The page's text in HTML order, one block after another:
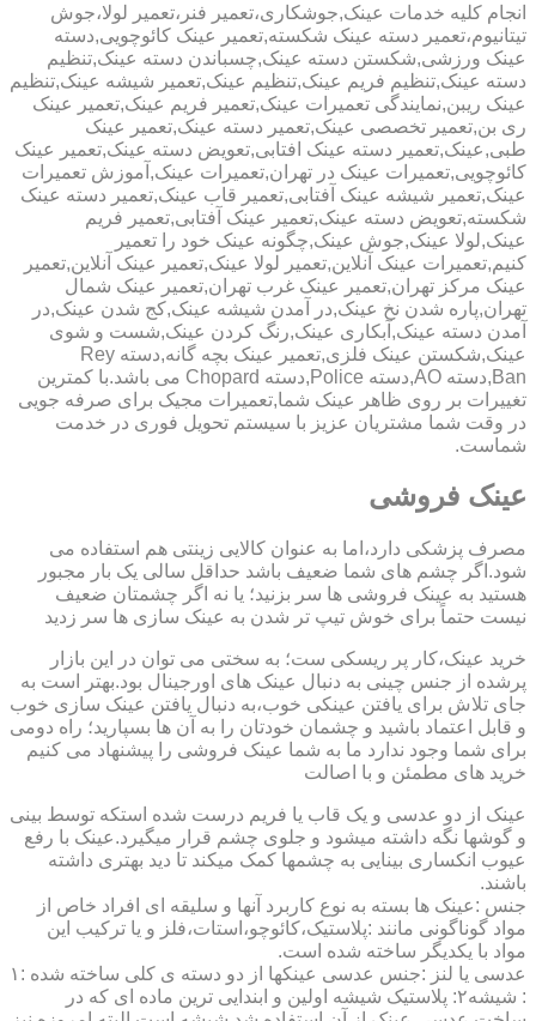
انجام کلیه خدمات عینک,جوشکاری،تعمیر فنر،تعمیر لولا،جوش
تیتانیوم،تعمیر دسته عینک شکسته,تعمیر عینک کائوچویی,دسته
عینک ورزشی,شکستن دسته عینک,چسباندن دسته عینک,تنظیم
دسته عینک,تنظیم فریم عینک,تنظیم عینک,تعمیر شیشه عینک,تنظیم
عینک ریبن,نمایندگی تعمیرات عینک,تعمیر فریم عینک,تعمیر عینک
ری بن,تعمیر تخصصی عینک,تعمیر دسته عینک,تعمیر عینک
طبی,عینک,تعمیر دسته عینک افتابی,تعویض دسته عینک,تعمیر عینک
کائوچویی,تعمیرات عینک در تهران,تعمیرات عینک,آموزش تعمیرات
عینک,تعمیر شیشه عینک آفتابی,تعمیر قاب عینک,تعمیر دسته عینک
شکسته,تعویض دسته عینک,تعمیر عینک آفتابی,تعمیر فریم
عینک,لولا عینک,جوش عینک,چگونه عینک خود را تعمیر
کنیم,تعمیرات عینک آنلاین,تعمیر لولا عینک,تعمیر عینک آنلاین,تعمیر
عینک مرکز تهران,تعمیر عینک غرب تهران,تعمیر عینک شمال
تهران,پاره شدن نخ عینک,در آمدن شیشه عینک,کج شدن عینک,در
آمدن دسته عینک,آبکاری عینک,رنگ کردن عینک,شست و شوی
عینک,شکستن عینک فلزی,تعمیر عینک بچه گانه,دسته Rey
Ban,دسته AO,دسته Police,دسته Chopard می باشد.با کمترین
تغییرات بر روی ظاهر عینک شما,تعمیرات مجیک برای صرفه جویی
در وقت شما مشتریان عزیز با سیستم تحویل فوری در خدمت
شماست.
عینک فروشی
مصرف پزشکی دارد،اما به عنوان کالایی زینتی هم استفاده می
شود.اگر چشم های شما ضعیف باشد حداقل سالی یک بار مجبور
هستید به عینک فروشی ها سر بزنید؛ یا نه اگر چشمتان ضعیف
نیست حتماً برای خوش تیپ تر شدن به عینک سازی ها سر زدید
خرید عینک،کار پر ریسکی ست؛ به سختی می توان در این بازار
پرشده از جنس چینی به دنبال عینک های اورجینال بود.بهتر است به
جای تلاش برای یافتن عینکی خوب،به دنبال یافتن عینک سازی خوب
و قابل اعتماد باشید و چشمان خودتان را به آن ها بسپارید؛ راه دومی
برای شما وجود ندارد ما به شما عینک فروشی را پیشنهاد می کنیم
خرید های مطمئن و با اصالت
عینک از دو عدسی و یک قاب یا فریم درست شده استکه توسط بینی
و گوشها نگه داشته میشود و جلوی چشم قرار میگیرد.عینک با رفع
عیوب انکساری بینایی به چشمها کمک میکند تا دید بهتری داشته
باشند.
جنس :عینک ها بسته به نوع کاربرد آنها و سلیقه ای افراد خاص از
مواد گوناگونی مانند :پلاستیک،کائوچو،استات،فلز و یا ترکیب این
مواد با یکدیگر ساخته شده است.
عدسی یا لنز :جنس عدسی عینکها از دو دسته ی کلی ساخته شده :۱
: شیشه۲: پلاستیک شیشه اولین و ابندایی ترین ماده ای که در